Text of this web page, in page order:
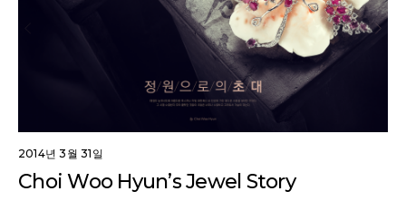
2014년 3월 31일
Choi Woo Hyun’s Jewel Story